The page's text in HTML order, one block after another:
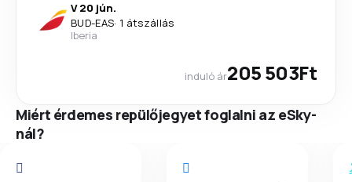
V 20 jún.
BUD-EAS· 1 átszállás
Iberia
induló ár205 503Ft
Miért érdemes repülőjegyet foglalni az eSky-
nál?